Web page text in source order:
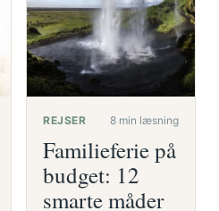
REJSER 8 min læsning
Familieferie på
budget: 12
smarte måder